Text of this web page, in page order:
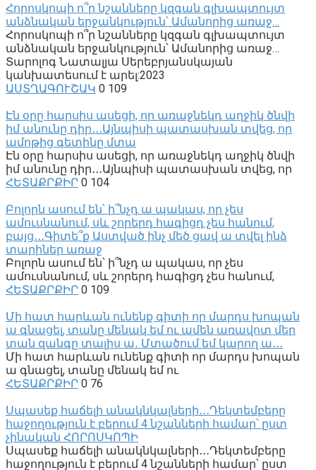
Հորոսկոպի ո՞ր նշանները կզգան գլխապտույտ
անձնական երջանկություն՝ Ամանորից առաջ…
Հորոսկոպի ո՞ր նշանները կզգան գլխապտույտ
անձնական երջանկություն՝ Ամանորից առաջ…
Տարոլոգ Նատալյա Սերեբրյանսկայան
կանխատեսում է արել:2023
ԱՍՏՂԱԳՈՒՇԱԿ 0 109
Էն օրը հարսիս ասեցի, որ առաջնեկդ աղջիկ ծնվի
իմ անունը դիր․․․Այնպիսի պատասխան տվեց, որ
ամոթից գետինը մտա
Էն օրը հարսիս ասեցի, որ առաջնեկդ աղջիկ ծնվի
իմ անունը դիր․․․Այնպիսի պատասխան տվեց, որ
ՀԵՏԱՔՐՔԻՐ 0 104
Բոլորն ասում են՝ ի՞նչդ ա պակաս, որ չես
ամուսնանում, սև շորերդ հագիցդ չես հանում,
բայց․․․Գիտե՞ք Աստված ինչ մեծ ցավ ա տվել ինձ
տարիներ առաջ
Բոլորն ասում են՝ ի՞նչդ ա պակաս, որ չես
ամուսնանում, սև շորերդ հագիցդ չես հանում,
ՀԵՏԱՔՐՔԻՐ 0 109
Մի հատ հարևան ունենք գիտի որ մարդս խոպան
ա գնացել, տանը մենակ եմ ու ամեն առավոտ մեր
տան զանգը տալիս ա․ Մտածում եմ կարող ա․․․
Մի հատ հարևան ունենք գիտի որ մարդս խոպան
ա գնացել, տանը մենակ եմ ու
ՀԵՏԱՔՐՔԻՐ 0 76
Սպասեք հաճելի անակնկալների․․․Դեկտեմբերը
հաջողություն է բերում 4 նշանների համար՝ ըստ
չինական ՀՈՐՈՍԿՈՊԻ
Սպասեք հաճելի անակնկալների․․․Դեկտեմբերը
հաջողություն է բերում 4 նշանների համար՝ ըստ